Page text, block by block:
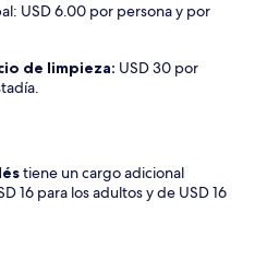
USD 6.00 por persona y por
de limpieza: USD 30 por
tiene un cargo adicional
16 para los adultos y de USD 16